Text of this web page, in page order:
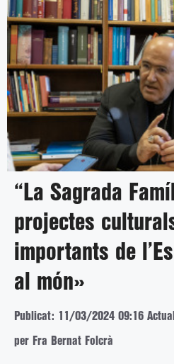
“La Sagrada
projectes
importants de
al món»
Publicat: 11/03/2024 09:16
per Fra Bernat Folcrà